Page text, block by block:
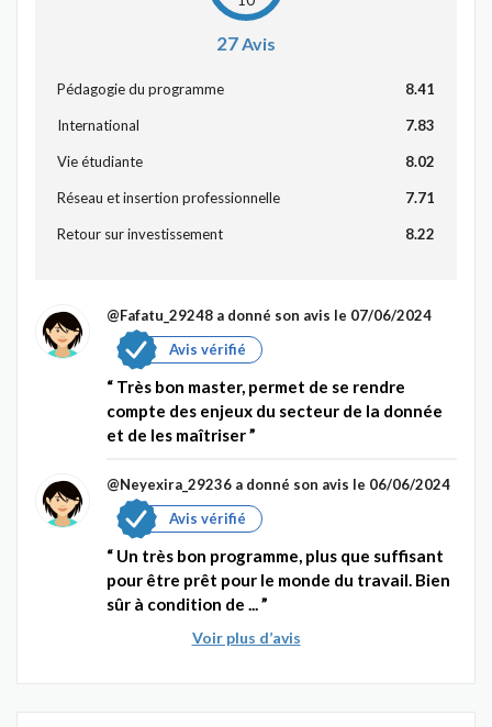
27 Avis
Pédagogie du programme 8.41
International 7.83
Vie étudiante 8.02
Réseau et insertion professionnelle 7.71
Retour sur investissement 8.22
@Fafatu_29248 a donné son avis le 07/06/2024
Avis vérifié
Très bon master, permet de se rendre
compte des enjeux du secteur de la donnée
et de les maîtriser
@Neyexira_29236 a donné son avis le 06/06/2024
Avis vérifié
Un très bon programme, plus que suffisant
pour être prêt pour le monde du travail. Bien
sûr à condition de ...
Voir plus d’avis